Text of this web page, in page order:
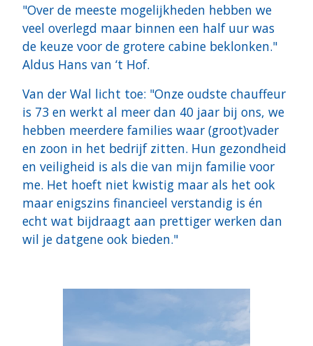
"Over de meeste mogelijkheden hebben we
veel overlegd maar binnen een half uur was
de keuze voor de grotere cabine beklonken."
Aldus Hans van ‘t Hof.
Van der Wal licht toe: "Onze oudste chauffeur
is 73 en werkt al meer dan 40 jaar bij ons, we
hebben meerdere families waar (groot)vader
en zoon in het bedrijf zitten. Hun gezondheid
en veiligheid is als die van mijn familie voor
me. Het hoeft niet kwistig maar als het ook
maar enigszins financieel verstandig is én
echt wat bijdraagt aan prettiger werken dan
wil je datgene ook bieden."